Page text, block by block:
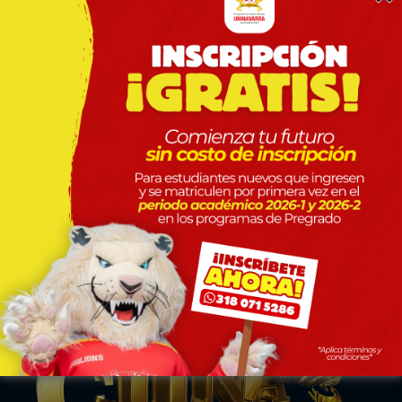
Posgrados
Especialización Medicina Interna
SNIES 117215
Especialización en Medicina Familiar
SNIES 111582
Especialización en Derecho Constitucional
y Sistema Interamericano de Derechos
Humanos
SNIES 106068
Especialización en Derecho Médico
Uninavarra Descubre